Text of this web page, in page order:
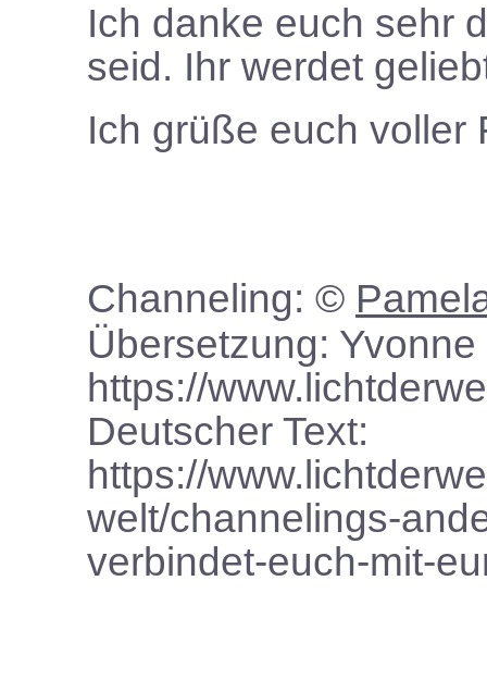
Ich danke euch sehr
seid. Ihr werdet
Ich grüße euch voller
Channeling: ©
Übersetzung: Yvonne
https://
Deutscher Text:
https://
welt/channelings-
verbindet-euch-mit-